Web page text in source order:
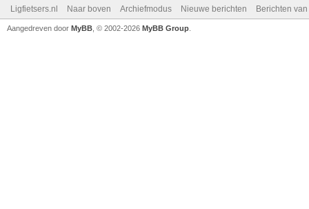
Ligfietsers.nl Naar boven Archiefmodus Nieuwe berichten Berichten
Aangedreven door MyBB , © 2002-2026 MyBB Group